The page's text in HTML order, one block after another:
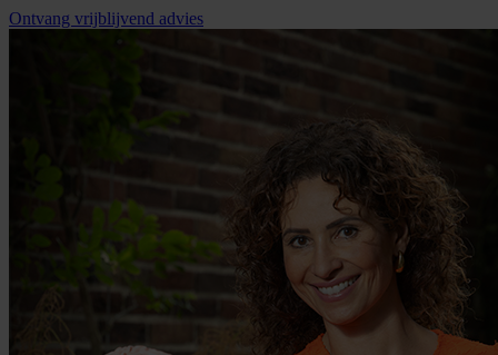
Ontvang vrijblijvend advies